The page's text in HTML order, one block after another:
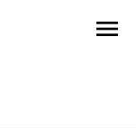
menu